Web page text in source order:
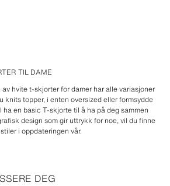
TIL DAME
hvite t-skjorter for damer har alle variasjoner
knits topper, i enten oversized eller formsydde
ha en basic T-skjorte til å ha på deg sammen
design som gir uttrykk for noe, vil du finne
i oppdateringen vår.
DEG